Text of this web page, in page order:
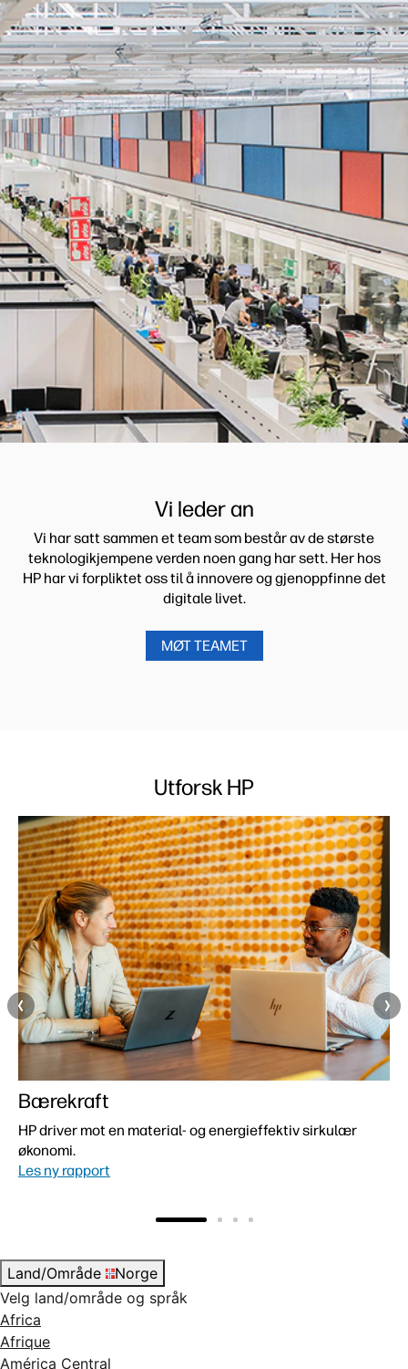
Vi leder an
Vi har satt sammen et team som består av de største
teknologikjempene verden noen gang har sett. Her hos
HP har vi forpliktet oss til å innovere og gjenoppfinne det
digitale livet.
MØT TEAMET
Utforsk HP
Bærekraft
HP driver mot en material- og energieffektiv sirkulær
økonomi.
Les ny rapport
Land/Område
Norge
Velg land/område og språk
Africa
Afrique
América Central